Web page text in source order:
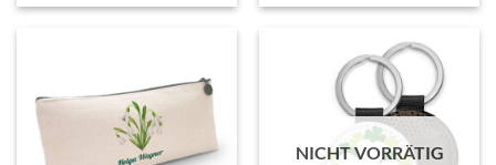
NICHT VORRÄTIG